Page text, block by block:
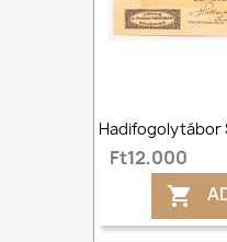
Hadifogolytábor
Ft12,000
